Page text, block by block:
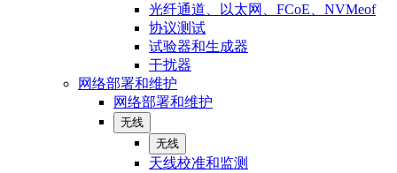
光纤通道、以太网、FCoE、NVMeof
协议测试
试验器和生成器
干扰器
网络部署和维护
网络部署和维护
无线
无线
天线校准和监测